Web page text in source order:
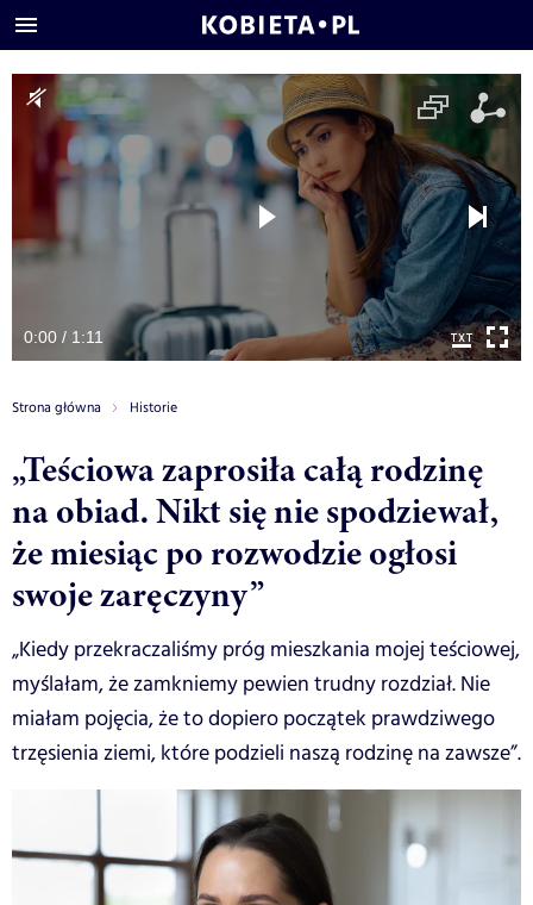
0:00 / 1:11
Strona główna Historie
„Teściowa zaprosiła całą rodzinę
na obiad. Nikt się nie spodziewał,
że miesiąc po rozwodzie ogłosi
swoje zaręczyny”
„Kiedy przekraczaliśmy próg mieszkania mojej teściowej,
myślałam, że zamkniemy pewien trudny rozdział. Nie
miałam pojęcia, że to dopiero początek prawdziwego
trzęsienia ziemi, które podzieli naszą rodzinę na zawsze”.